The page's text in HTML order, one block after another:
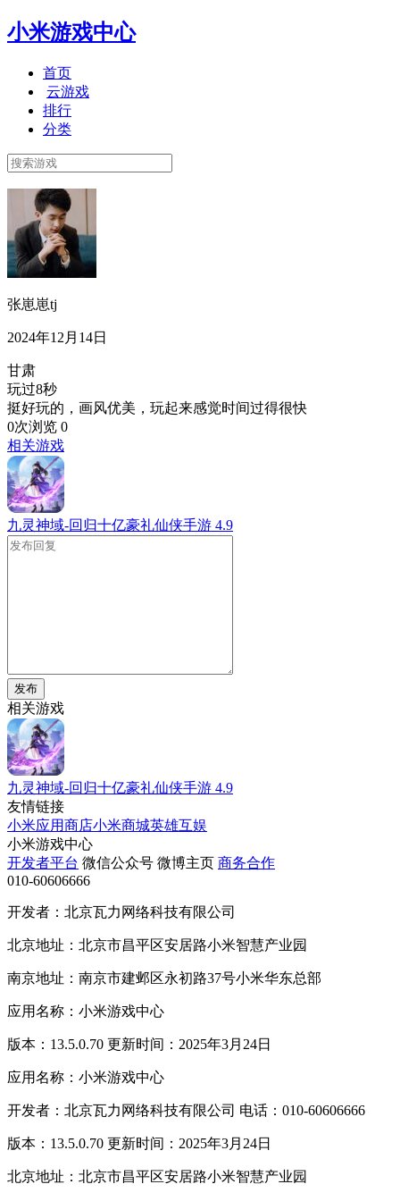
小米游戏中心
首页
云游戏
排行
分类
张崽崽tj
2024年12月14日
甘肃
玩过8秒
挺好玩的，画风优美，玩起来感觉时间过得很快
0次浏览 0
相关游戏
九灵神域-回归十亿豪礼仙侠手游 4.9
发布
相关游戏
九灵神域-回归十亿豪礼仙侠手游 4.9
友情链接
小米应用商店小米商城英雄互娱
小米游戏中心
开发者平台 微信公众号 微博主页 商务合作
010-60606666
开发者：北京瓦力网络科技有限公司
北京地址：北京市昌平区安居路小米智慧产业园
南京地址：南京市建邺区永初路37号小米华东总部
应用名称：小米游戏中心
版本：13.5.0.70 更新时间：2025年3月24日
应用名称：小米游戏中心
开发者：北京瓦力网络科技有限公司 电话：010-60606666
版本：13.5.0.70 更新时间：2025年3月24日
北京地址：北京市昌平区安居路小米智慧产业园